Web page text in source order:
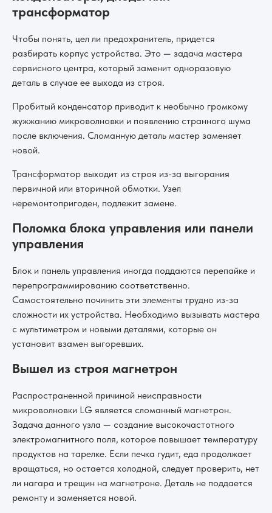
трансформатор
Чтобы понять, цел ли предохранитель, придется
разбирать корпус устройства. Это — задача мастера
сервисного центра, который заменит одноразовую
деталь в случае ее выхода из строя.
Пробитый конденсатор приводит к необычно громкому
жужжанию микроволновки и появлению странного шума
после включения. Сломанную деталь мастер заменяет
новой.
Трансформатор выходит из строя из-за выгорания
первичной или вторичной обмотки. Узел
неремонтопригоден, подлежит замене.
Поломка блока управления или панели
управления
Блок и панель управления иногда поддаются перепайке и
перепрограммированию соответственно.
Самостоятельно починить эти элементы трудно из-за
сложности их устройства. Необходимо вызывать мастера
с мультиметром и новыми деталями, которые он
установит взамен выгоревших.
Вышел из строя магнетрон
Распространенной причиной неисправности
микроволновки LG является сломанный магнетрон.
Задача данного узла — создание высокочастотного
электромагнитного поля, которое повышает температуру
продуктов на тарелке. Если печка гудит, еда продолжает
вращаться, но остается холодной, следует проверить, нет
ли нагара и трещин на магнетроне. Деталь не поддается
ремонту и заменяется новой.